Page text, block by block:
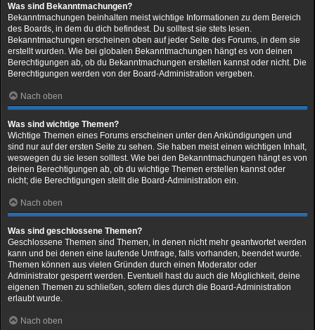
Was sind Bekanntmachungen?
Bekanntmachungen beinhalten meist wichtige Informationen zu dem Bereich
des Boards, in dem du dich befindest. Du solltest sie stets lesen.
Bekanntmachungen erscheinen oben auf jeder Seite des Forums, in dem sie
erstellt wurden. Wie bei globalen Bekanntmachungen hängt es von deinen
Berechtigungen ab, ob du Bekanntmachungen erstellen kannst oder nicht. Die
Berechtigungen werden von der Board-Administration vergeben.
Nach oben
Was sind wichtige Themen?
Wichtige Themen eines Forums erscheinen unter den Ankündigungen und
sind nur auf der ersten Seite zu sehen. Sie haben meist einen wichtigen Inhalt,
weswegen du sie lesen solltest. Wie bei den Bekanntmachungen hängt es von
deinen Berechtigungen ab, ob du wichtige Themen erstellen kannst oder
nicht; die Berechtigungen stellt die Board-Administration ein.
Nach oben
Was sind geschlossene Themen?
Geschlossene Themen sind Themen, in denen nicht mehr geantwortet werden
kann und bei denen eine laufende Umfrage, falls vorhanden, beendet wurde.
Themen können aus vielen Gründen durch einen Moderator oder
Administrator gesperrt werden. Eventuell hast du auch die Möglichkeit, deine
eigenen Themen zu schließen, sofern dies durch die Board-Administration
erlaubt wurde.
Nach oben